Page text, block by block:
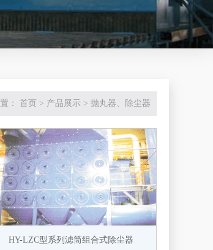
： 首页 > 产品展示 > 抛丸器、除尘器
HY-LZC型系列滤筒组合式除尘器